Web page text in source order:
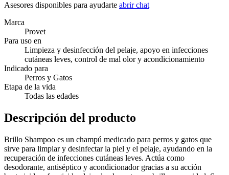
Asesores disponibles para ayudarte abrir chat
Marca
Provet
Para uso en
Limpieza y desinfección del pelaje, apoyo en infecciones
cutáneas leves, control de mal olor y acondicionamiento
Indicado para
Perros y Gatos
Etapa de la vida
Todas las edades
Descripción del producto
Brillo Shampoo es un champú medicado para perros y gatos que
sirve para limpiar y desinfectar la piel y el pelaje, ayudando en la
recuperación de infecciones cutáneas leves. Actúa como
desodorante, antiséptico y acondicionador gracias a su acción